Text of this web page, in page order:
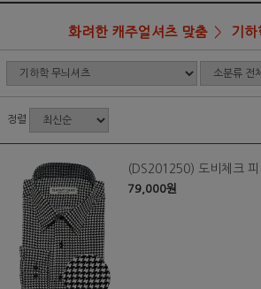
화려한 캐주얼셔츠 맞춤 기하
정렬
(DS201250) 도비체크
79,000원